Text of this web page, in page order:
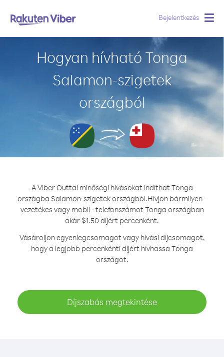
Bejelentkezés
Hogyan hívható Tonga
Salamon-szigetek
országból
A Viber Outtal minőségi hívásokat indíthat Tonga
országba Salamon-szigetek országból.Hívjon bármilyen -
vezetékes vagy mobil - telefonszámot Tonga országban
akár $1.50 díjért percenként.
Vásároljon egyenlegcsomagot vagy hívási díjcsomagot,
hogy a legjobb percenkénti díjért hívhassa Tonga
országot.
Díjszabás megtekintése